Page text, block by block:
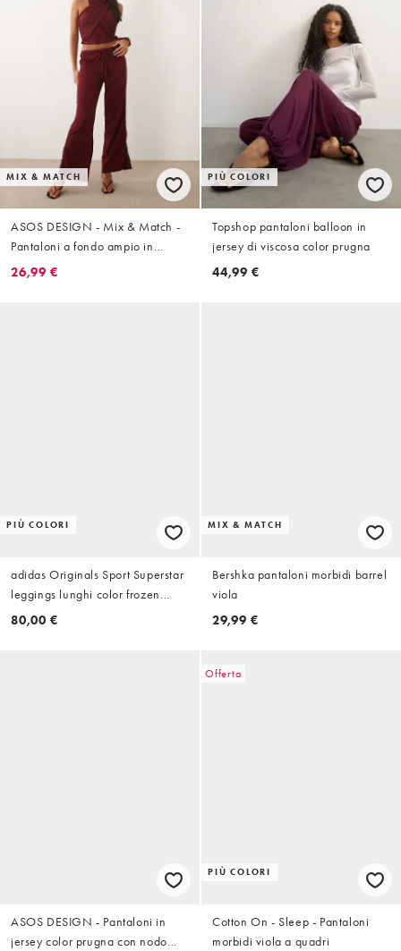
MIX & MATCH
ASOS DESIGN - Mix & Match -
Pantaloni a fondo ampio in
cotone stropicciato bordeaux
26,99 €
PIÙ COLORI
Topshop pantaloni balloon in
jersey di viscosa color prugna
44,99 €
PIÙ COLORI
adidas Originals Sport Superstar
leggings lunghi color frozen
purple
80,00 €
MIX & MATCH
Bershka pantaloni morbidi barrel
viola
29,99 €
ASOS DESIGN - Pantaloni in
jersey color prugna con nodo
Offerta
PIÙ COLORI
Cotton On - Sleep - Pantaloni
morbidi viola a quadri